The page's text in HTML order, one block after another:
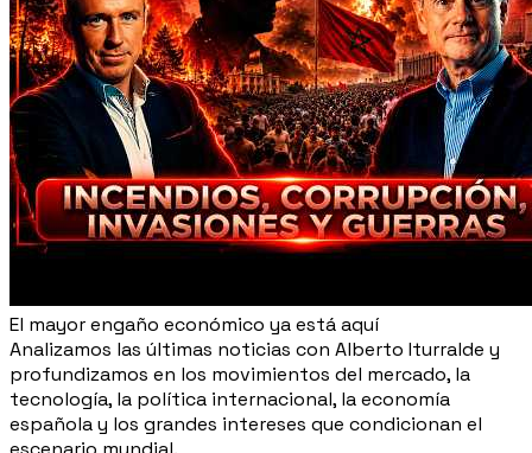
El mayor engaño económico ya está aquí
Analizamos las últimas noticias con Alberto Iturralde y
profundizamos en los movimientos del mercado, la
tecnología, la política internacional, la economía
española y los grandes intereses que condicionan el